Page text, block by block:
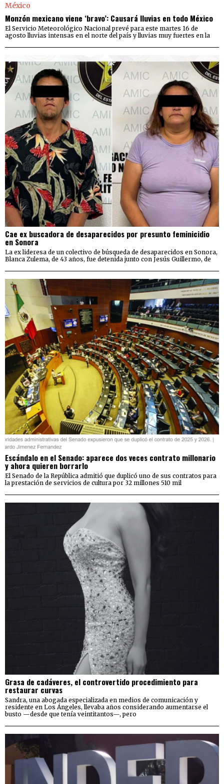
Monzón mexicano viene ‘bravo’: Causará lluvias en todo México
El Servicio Meteorológico Nacional prevé para este martes 16 de
agosto lluvias intensas en el norte del país y lluvias muy fuertes en la
Cae ex buscadora de desaparecidos por presunto feminicidio
en Sonora
La ex lideresa de un colectivo de búsqueda de desaparecidos en Sonora,
Blanca Zulema, de 43 años, fue detenida junto con Jesús Guillermo, de
Escándalo en el Senado: aparece dos veces contrato millonario
y ahora quieren borrarlo
El Senado de la República admitió que duplicó uno de sus contratos para
la prestación de servicios de cultura por 32 millones 510 mil
Grasa de cadáveres, el controvertido procedimiento para
restaurar curvas
Sandra, una abogada especializada en medios de comunicación y
residente en Los Ángeles, llevaba años considerando aumentarse el
busto —desde que tenía veintitantos—, pero